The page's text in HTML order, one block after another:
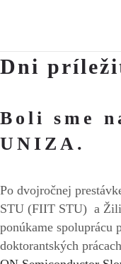
Dni
Boli sme
UNIZA.
Po dvojročnej
STU (FIIT STU) a
ponúkame spoluprácu
doktorantských